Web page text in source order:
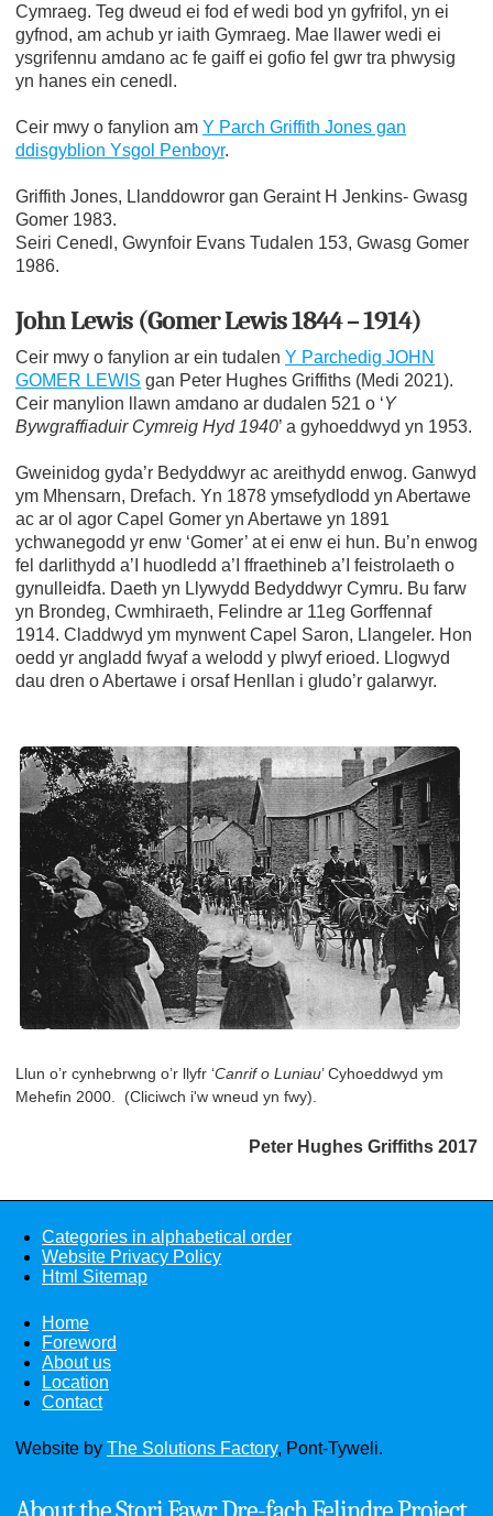
Cymraeg. Teg dweud ei fod ef wedi bod yn gyfrifol, yn ei
gyfnod, am achub yr iaith Gymraeg. Mae llawer wedi ei
ysgrifennu amdano ac fe gaiff ei gofio fel gwr tra phwysig
yn hanes ein cenedl.
Ceir mwy o fanylion am Y Parch Griffith Jones gan
ddisgyblion Ysgol Penboyr.
Griffith Jones, Llanddowror gan Geraint H Jenkins- Gwasg
Gomer 1983.
Seiri Cenedl, Gwynfoir Evans Tudalen 153, Gwasg Gomer
1986.
John Lewis (Gomer Lewis 1844 – 1914)
Ceir mwy o fanylion ar ein tudalen Y Parchedig JOHN
GOMER LEWIS gan Peter Hughes Griffiths (Medi 2021).
Ceir manylion llawn amdano ar dudalen 521 o ‘Y
Bywgraffiaduir Cymreig Hyd 1940’ a gyhoeddwyd yn 1953.
Gweinidog gyda’r Bedyddwyr ac areithydd enwog. Ganwyd
ym Mhensarn, Drefach. Yn 1878 ymsefydlodd yn Abertawe
ac ar ol agor Capel Gomer yn Abertawe yn 1891
ychwanegodd yr enw ‘Gomer’ at ei enw ei hun. Bu’n enwog
fel darlithydd a’I huodledd a’I ffraethineb a’I feistrolaeth o
gynulleidfa. Daeth yn Llywydd Bedyddwyr Cymru. Bu farw
yn Brondeg, Cwmhiraeth, Felindre ar 11eg Gorffennaf
1914. Claddwyd ym mynwent Capel Saron, Llangeler. Hon
oedd yr angladd fwyaf a welodd y plwyf erioed. Llogwyd
dau dren o Abertawe i orsaf Henllan i gludo’r galarwyr.
Llun o’r cynhebrwng o’r llyfr ‘Canrif o Luniau’ Cyhoeddwyd ym
Mehefin 2000. (Cliciwch i'w wneud yn fwy).
Peter Hughes Griffiths 2017
Categories in alphabetical order
Website Privacy Policy
Html Sitemap
Home
Foreword
About us
Location
Contact
Website by The Solutions Factory, Pont-Tyweli.